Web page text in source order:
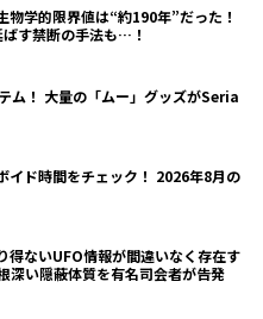
物学的限界値は“約190年”だった！
す禁断の手法も…！
ム！ 大量の「ムー」グッズがSeria
イド時間をチェック！ 2026年8月の
得ないUFO情報が間違いなく存在す
深い隠蔽体質を有名司会者が告発